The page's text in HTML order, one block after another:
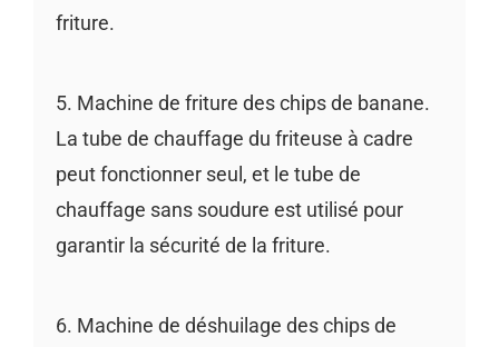
friture.
5. Machine de friture des chips de banane.
La tube de chauffage du friteuse à cadre
peut fonctionner seul, et le tube de
chauffage sans soudure est utilisé pour
garantir la sécurité de la friture.
6. Machine de déshuilage des chips de